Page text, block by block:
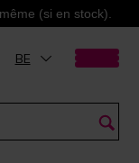
(si en stock).
BE